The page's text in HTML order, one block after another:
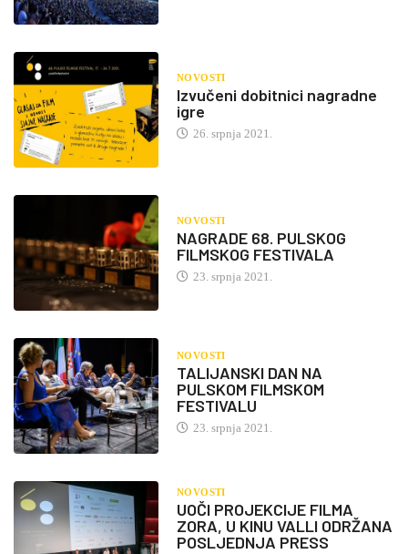
NOVOSTI
Izvučeni dobitnici nagradne
igre
26. srpnja 2021.
NOVOSTI
NAGRADE 68. PULSKOG
FILMSKOG FESTIVALA
23. srpnja 2021.
NOVOSTI
TALIJANSKI DAN NA
PULSKOM FILMSKOM
FESTIVALU
23. srpnja 2021.
NOVOSTI
UOČI PROJEKCIJE FILMA
ZORA, U KINU VALLI ODRŽANA
POSLJEDNJA PRESS